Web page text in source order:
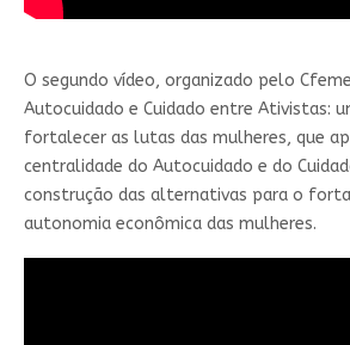
O segundo vídeo, organizado pelo
Autocuidado e Cuidado entre Ativistas:
fortalecer as lutas das mulheres, que
centralidade do Autocuidado e do
construção das alternativas para o
autonomia econômica das mulheres.